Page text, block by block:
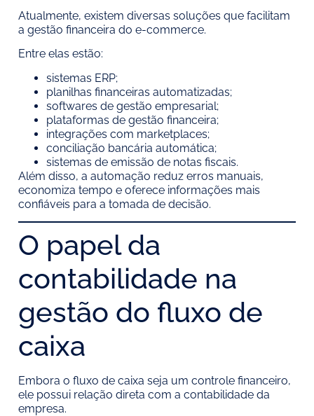
Atualmente, existem diversas soluções que facilitam
a gestão financeira do e-commerce.
Entre elas estão:
sistemas ERP;
planilhas financeiras automatizadas;
softwares de gestão empresarial;
plataformas de gestão financeira;
integrações com marketplaces;
conciliação bancária automática;
sistemas de emissão de notas fiscais.
Além disso, a automação reduz erros manuais,
economiza tempo e oferece informações mais
confiáveis para a tomada de decisão.
O papel da
contabilidade na
gestão do fluxo de
caixa
Embora o fluxo de caixa seja um controle financeiro,
ele possui relação direta com a contabilidade da
empresa.